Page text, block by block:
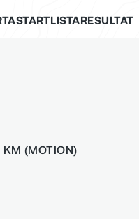
STARTLISTARESULTAT
KM (MOTION)